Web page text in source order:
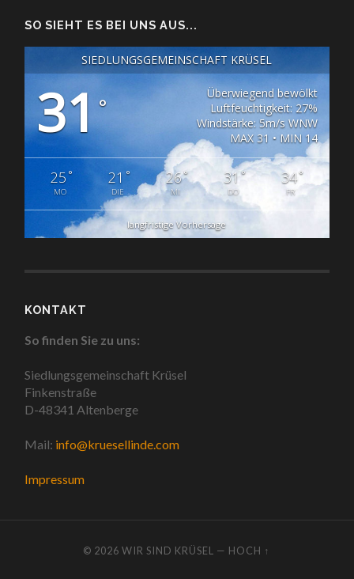
SO SIEHT ES BEI UNS AUS...
SIEDLUNGSGEMEINSCHAFT KRÜSEL
31°
Überwiegend bewölkt
Luftfeuchtigkeit: 27%
Windstärke: 5m/s WNW
MAX 31 • MIN 14
25°
MO
21 °
DIE
26°
MI
31°
DO
34°
FR
langfristige Vorhersage
KONTAKT
So finden Sie zu uns:
Siedlungsgemeinschaft Krüsel
Finkenstraße
D-48341 Altenberge
Mail: info@kruesellinde.com
Impressum
© 2026WIR SIND KRÜSEL — HOCH ↑